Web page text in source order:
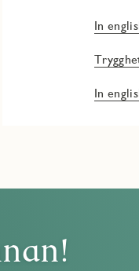
In
In